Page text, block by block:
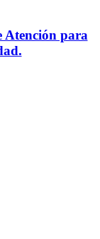
Atención para